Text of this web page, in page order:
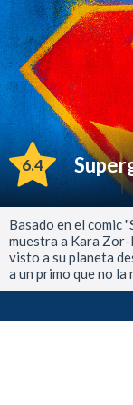
6.4
Basado en el comic
muestra a Kara
visto a su planeta
a un primo que no la